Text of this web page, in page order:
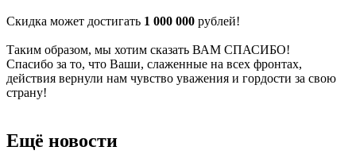
Скидка может достигать 1 000 000 рублей!
Таким образом, мы хотим сказать ВАМ СПАСИБО!
Спасибо за то, что Ваши, слаженные на всех фронтах,
действия вернули нам чувство уважения и гордости за свою
страну!
Ещё новости